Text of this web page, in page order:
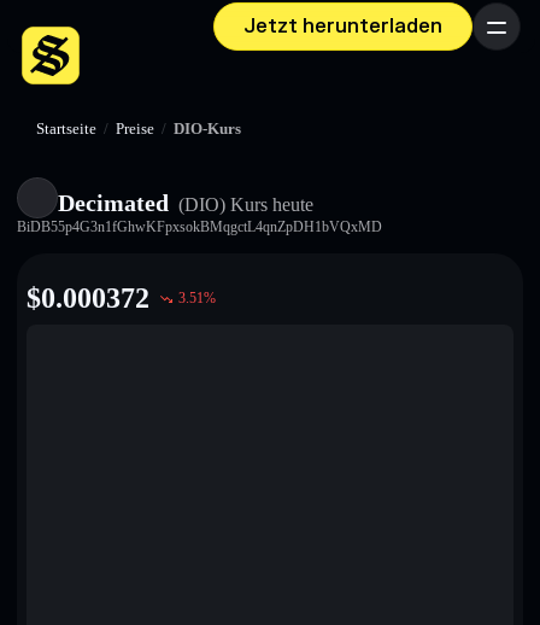
Jetzt herunterladen Menü
Startseite / Preise / DIO-Kurs
Decimated (DIO) Kurs heute
BiDB55p4G3n1fGhwKFpxsokBMqgctL4qnZpDH1bVQxMD
$0.000372 3.51%